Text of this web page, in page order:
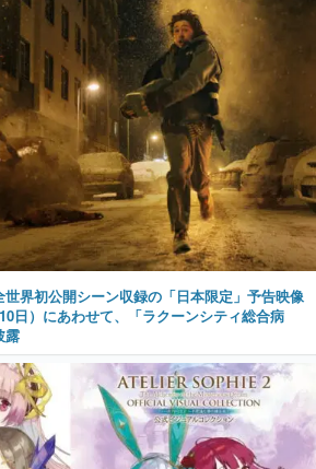
界初公開シーン収録の「日本限定」予告映像
日）にあわせて、「ラクーンシティ総合病
露